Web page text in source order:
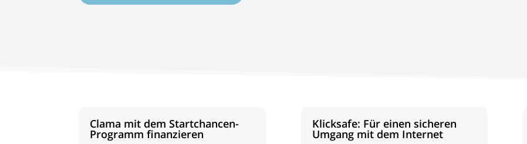
Clama mit dem Startchancen-
Programm finanzieren
Klicksafe: Für einen sicheren
Umgang mit dem Internet